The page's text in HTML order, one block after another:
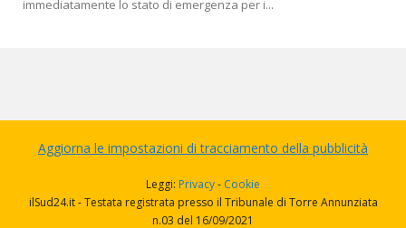
immediatamente lo stato di emergenza per i...
Aggiorna le impostazioni di tracciamento della pubblicità
Leggi: Privacy- Cookie
ilSud24.it - Testata registrata presso il Tribunale di Torre Annunziata
n.03 del 16/09/2021